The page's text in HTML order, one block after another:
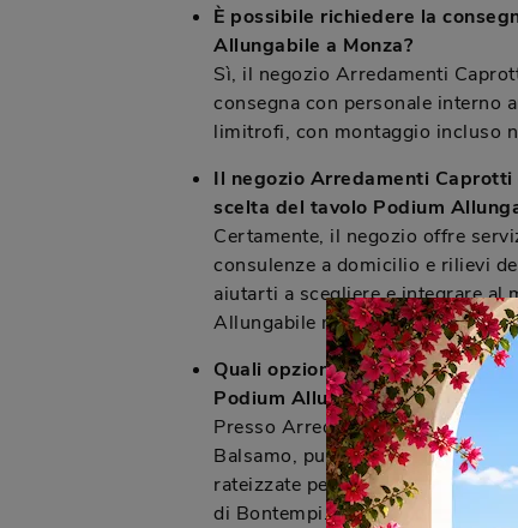
È possibile richiedere la
Allungabile a Monza?
Sì, il negozio Arredamenti
consegna con personale interno
limitrofi, con montaggio incluso
Il negozio Arredamenti
scelta del tavolo Podium
Certamente, il negozio offre
consulenze a domicilio e rilievi
aiutarti a scegliere e integrare al
Allungabile nel tuo ambiente.
Quali opzioni di pagamento
Podium Allungabile a Cinisello
Presso Arredamenti Caprotti, che
Balsamo, puoi usufruire di
rateizzate per l'acquisto del tuo
di Bontempi.